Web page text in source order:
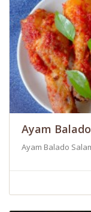
Ayam
Ayam Balado